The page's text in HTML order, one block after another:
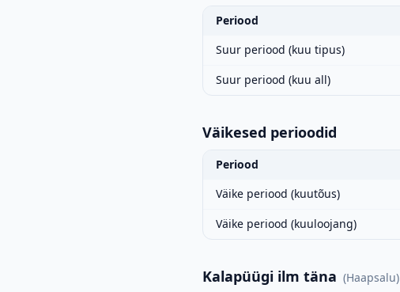
Periood
Suur periood (kuu tipus)
Suur periood (kuu all)
Väikesed perioodid
Periood
Väike periood (kuutõus)
Väike periood (kuuloojang)
Kalapüügi ilm täna (Haapsalu)